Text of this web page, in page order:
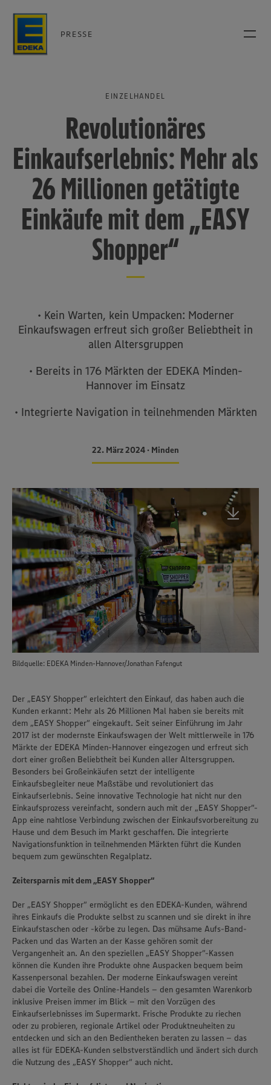
PRESSE
EINZELHANDEL
Revolutionäres
Einkaufserlebnis: Mehr als
26 Millionen getätigte
Einkäufe mit dem „EASY
Shopper“
• Kein Warten, kein Umpacken: Moderner
Einkaufswagen erfreut sich großer Beliebtheit in
allen Altersgruppen
• Bereits in 176 Märkten der EDEKA Minden-
Hannover im Einsatz
• Integrierte Navigation in teilnehmenden Märkten
22. März 2024 • Minden
Bildquelle: EDEKA Minden-Hannover/Jonathan Fafengut
Der „EASY Shopper“ erleichtert den Einkauf, das haben auch die
Kunden erkannt: Mehr als 26 Millionen Mal haben sie bereits mit
dem „EASY Shopper“ eingekauft. Seit seiner Einführung im Jahr
2017 ist der modernste Einkaufswagen der Welt mittlerweile in 176
Märkte der EDEKA Minden-Hannover eingezogen und erfreut sich
dort einer großen Beliebtheit bei Kunden aller Altersgruppen.
Besonders bei Großeinkäufen setzt der intelligente
Einkaufsbegleiter neue Maßstäbe und revolutioniert das
Einkaufserlebnis. Seine innovative Technologie hat nicht nur den
Einkaufsprozess vereinfacht, sondern auch mit der „EASY Shopper“-
App eine nahtlose Verbindung zwischen der Einkaufsvorbereitung zu
Hause und dem Besuch im Markt geschaffen. Die integrierte
Navigationsfunktion in teilnehmenden Märkten führt die Kunden
bequem zum gewünschten Regalplatz.
Zeitersparnis mit dem „EASY Shopper“
Der „EASY Shopper“ ermöglicht es den EDEKA-Kunden, während
ihres Einkaufs die Produkte selbst zu scannen und sie direkt in ihre
Einkaufstaschen oder -körbe zu legen. Das mühsame Aufs-Band-
Packen und das Warten an der Kasse gehören somit der
Vergangenheit an. An den speziellen „EASY Shopper“-Kassen
können die Kunden ihre Produkte ohne Auspacken bequem beim
Kassenpersonal bezahlen. Der moderne Einkaufswagen vereint
dabei die Vorteile des Online-Handels – den gesamten Warenkorb
inklusive Preisen immer im Blick – mit den Vorzügen des
Einkaufserlebnisses im Supermarkt. Frische Produkte zu riechen
oder zu probieren, regionale Artikel oder Produktneuheiten zu
entdecken und sich an den Bedientheken beraten zu lassen – das
alles ist für EDEKA-Kunden selbstverständlich und ändert sich durch
die Nutzung des „EASY Shopper“ auch nicht.